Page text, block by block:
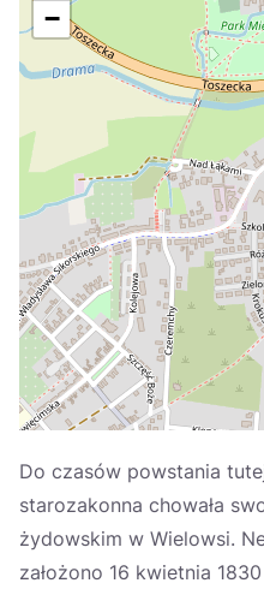
Nederlands
Português
Україна
Zamknij
−
Do czasów powstania
starozakonna chowała
żydowskim w Wielowsi.
założono 16 kwietnia